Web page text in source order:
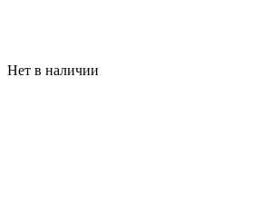
Нет в наличии